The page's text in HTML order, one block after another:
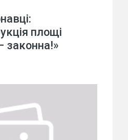
площі
законна!»